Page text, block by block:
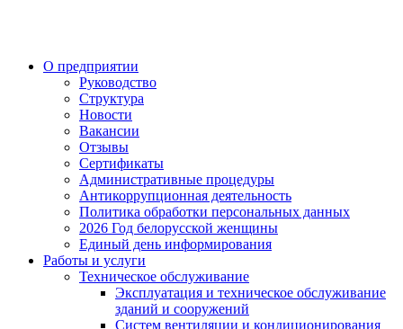
О предприятии
Руководство
Структура
Новости
Вакансии
Отзывы
Сертификаты
Административные процедуры
Антикоррупционная деятельность
Политика обработки персональных данных
2026 Год белорусской женщины
Единый день информирования
Работы и услуги
Техническое обслуживание
Эксплуатация и техническое обслуживание
зданий и сооружений
Систем вентиляции и кондиционирования